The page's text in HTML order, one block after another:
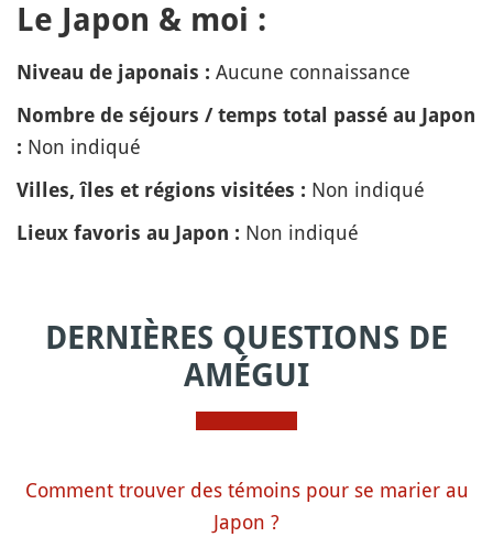
Le Japon & moi :
Niveau de japonais : Aucune connaissance
Nombre de séjours / temps total passé au Japon
: Non indiqué
Villes, îles et régions visitées : Non indiqué
Lieux favoris au Japon : Non indiqué
DERNIÈRES QUESTIONS DE
AMÉGUI
Comment trouver des témoins pour se marier au
Japon ?